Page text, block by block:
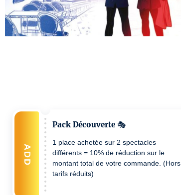
Pack Découverte 🎭
1 place achetée sur 2 spectacles
différents = 10% de réduction sur le
montant total de votre commande. (Hors
tarifs réduits)
ADD